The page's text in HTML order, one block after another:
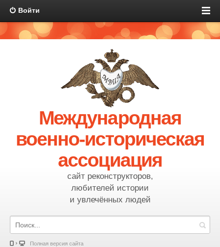
Войти
Международная
военно-историческая
ассоциация
сайт реконструкторов,
любителей истории
и увлечённых людей
Полная версия сайта